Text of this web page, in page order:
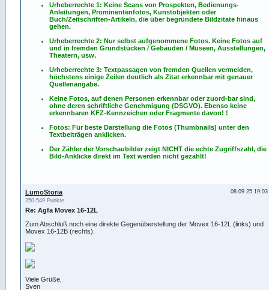
Urheberrechte 1: Keine Scans von Prospekten, Bedienungs-
Anleitungen, Prominentenfotos, Kunstobjekten oder
Buch/Zeitschriften-Artikeln, die über begründete Bildzitate hinaus
gehen.
Urheberrechte 2: Nur selbst aufgenommene Fotos. Keine Fotos auf
und in fremden Grundstücken / Gebäuden / Museen, Ausstellungen,
Theatern, usw.
Urheberrechte 3: Textpassagen von fremden Quellen vermeiden,
höchstens einige Zeilen deutlich als Zitat erkennbar mit genauer
Quellenangabe.
Keine Fotos, auf denen Personen erkennbar oder zuord-bar sind,
ohne deren schriftliche Genehmigung (DSGVO). Ebenso keine
erkennbaren KFZ-Kennzeichen oder Fragmente davon! !
Fotos: Für beste Darstellung die Fotos (Thumbnails) unter den
Textbeiträgen anklicken.
Der Zähler der Vorschaubilder zeigt NICHT die echte Zugriffszahl, die
Bild-Anklicke direkt im Text werden nicht gezählt!
08.09.25 19:03
LumoStoria
250-549 Punkte
Re: Agfa Movex 16-12L
Zum Abschluß noch eine direkte Gegenüberstellung der Movex 16-12L (links) und
Movex 16-12B (rechts).
Viele Grüße,
Sven